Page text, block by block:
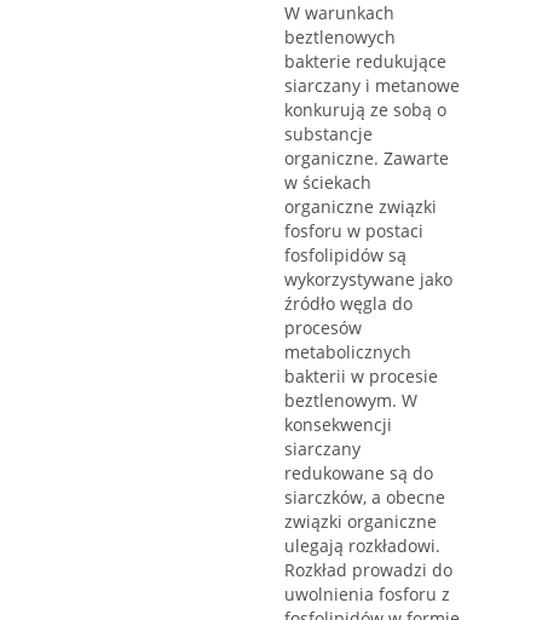
W warunkach
beztlenowych
bakterie redukujące
siarczany i metanowe
konkurują ze sobą o
substancje
organiczne. Zawarte
w ściekach
organiczne związki
fosforu w postaci
fosfolipidów są
wykorzystywane jako
źródło węgla do
procesów
metabolicznych
bakterii w procesie
beztlenowym. W
konsekwencji
siarczany
redukowane są do
siarczków, a obecne
związki organiczne
ulegają rozkładowi.
Rozkład prowadzi do
uwolnienia fosforu z